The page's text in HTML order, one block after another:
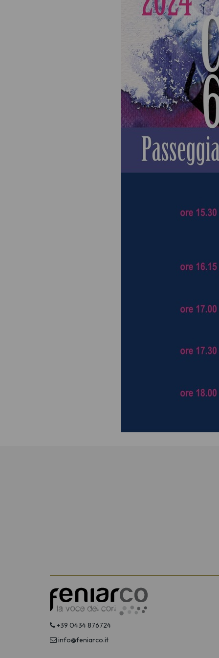
+39 0434 876724
info@feniarco.it